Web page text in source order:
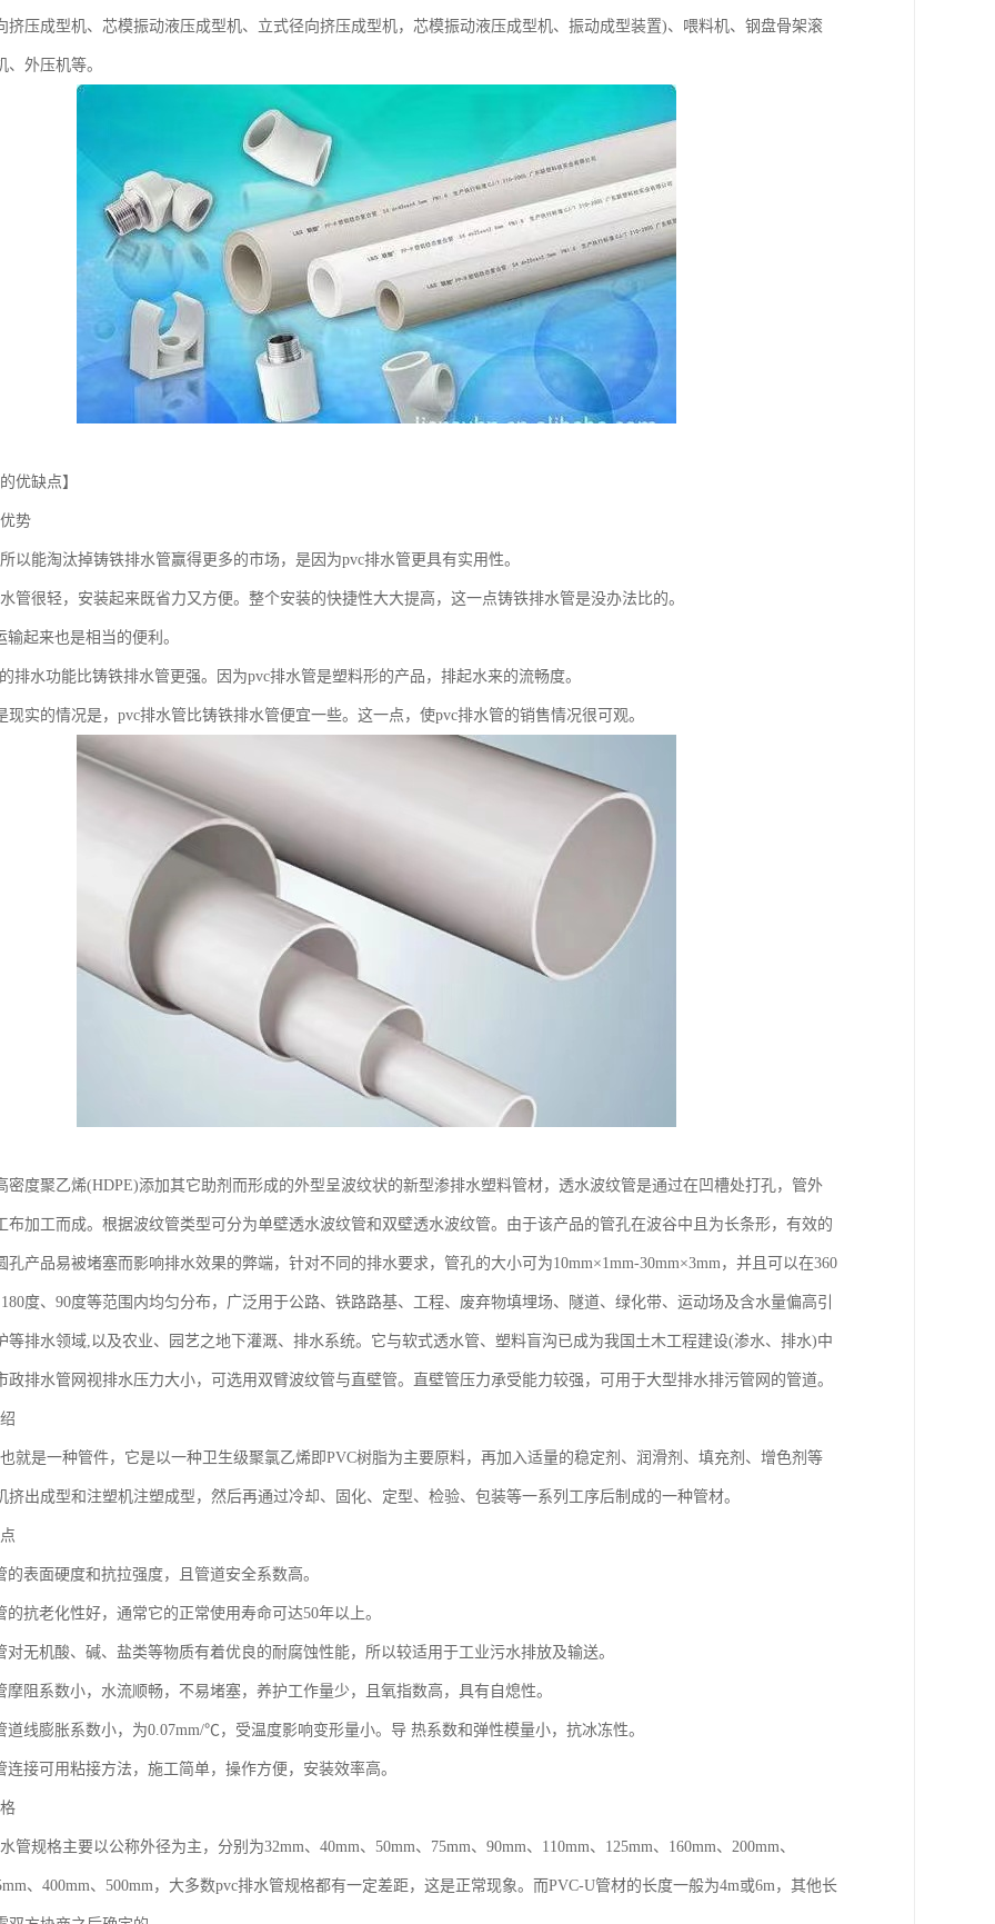
挤压成型机、芯模振动液压成型机、立式径向挤压成型机，芯模振动液压成型机、振动成型装置)、喂料机、钢盘骨架滚
、外压机等。
优缺点】
势
以能淘汰掉铸铁排水管赢得更多的市场，是因为pvc排水管更具有实用性。
管很轻，安装起来既省力又方便。整个安装的快捷性大大提高，这一点铸铁排水管是没办法比的。
输起来也是相当的便利。
排水功能比铸铁排水管更强。因为pvc排水管是塑料形的产品，排起水来的流畅度。
现实的情况是，pvc排水管比铸铁排水管便宜一些。这一点，使pvc排水管的销售情况很可观。
密度聚乙烯(HDPE)添加其它助剂而形成的外型呈波纹状的新型渗排水塑料管材，透水波纹管是通过在凹槽处打孔，管外
布加工而成。根据波纹管类型可分为单壁透水波纹管和双壁透水波纹管。由于该产品的管孔在波谷中且为长条形，有效的
孔产品易被堵塞而影响排水效果的弊端，针对不同的排水要求，管孔的大小可为10mm×1mm-30mm×3mm，并且可以在360
度、90度等范围内均匀分布，广泛用于公路、铁路路基、工程、废弃物填埋场、隧道、绿化带、运动场及含水量偏高引
等排水领域,以及农业、园艺之地下灌溉、排水系统。它与软式透水管、塑料盲沟已成为我国土木工程建设(渗水、排水)中
政排水管网视排水压力大小，可选用双臂波纹管与直壁管。直壁管压力承受能力较强，可用于大型排水排污管网的管道。
就是一种管件，它是以一种卫生级聚氯乙烯即PVC树脂为主要原料，再加入适量的稳定剂、润滑剂、填充剂、增色剂等
挤出成型和注塑机注塑成型，然后再通过冷却、固化、定型、检验、包装等一系列工序后制成的一种管材。
的表面硬度和抗拉强度，且管道安全系数高。
的抗老化性好，通常它的正常使用寿命可达50年以上。
对无机酸、碱、盐类等物质有着优良的耐腐蚀性能，所以较适用于工业污水排放及输送。
摩阻系数小，水流顺畅，不易堵塞，养护工作量少，且氧指数高，具有自熄性。
道线膨胀系数小，为0.07mm/℃，受温度影响变形量小。导 热系数和弹性模量小，抗冰冻性。
连接可用粘接方法，施工简单，操作方便，安装效率高。
管规格主要以公称外径为主，分别为32mm、40mm、50mm、75mm、90mm、110mm、125mm、160mm、200mm、
、400mm、500mm，大多数pvc排水管规格都有一定差距，这是正常现象。而PVC-U管材的长度一般为4m或6m，其他长